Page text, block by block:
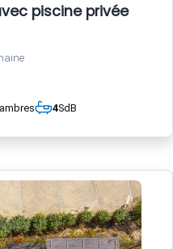
piscine privée
4SdB